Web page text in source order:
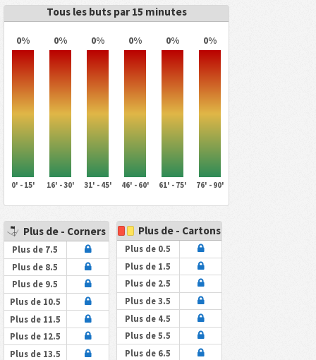
Tous les buts par 15 minutes
0% 0% 0% 0% 0% 0%
0' - 15' 16' - 30' 31' - 45' 46' - 60' 61' - 75' 76' - 90'
Plus de - Corners
Plus de 7.5
Plus de 8.5
Plus de 9.5
Plus de 10.5
Plus de 11.5
Plus de 12.5
Plus de 13.5
Plus de - Cartons
Plus de 0.5
Plus de 1.5
Plus de 2.5
Plus de 3.5
Plus de 4.5
Plus de 5.5
Plus de 6.5